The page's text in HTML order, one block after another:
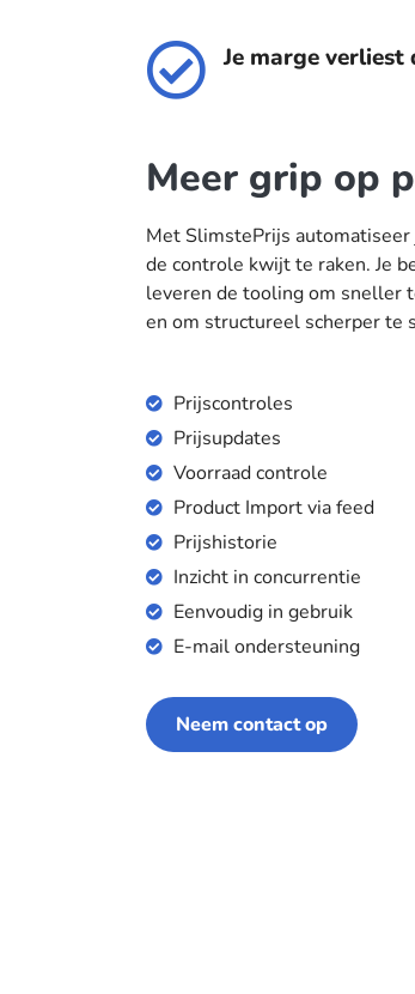
Je marge
Meer grip op
Met SlimstePrijs
de controle kwijt te raken. Je
leveren de tooling om sneller
en om structureel scherper te
Prijscontroles
Prijsupdates
Voorraad controle
Product Import via feed
Prijshistorie
Inzicht in concurrentie
Eenvoudig in gebruik
E-mail ondersteuning
Neem contact op